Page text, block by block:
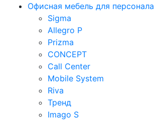
Офисная мебель для персонала
Sigma
Allegro P
Prizma
CONCEPT
Call Center
Mobile System
Riva
Тренд
Imago S